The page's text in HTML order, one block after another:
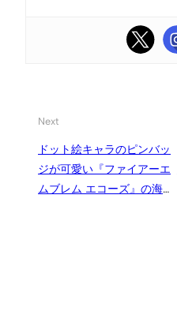
Next
ドット絵キャラのピンバッ
ジが可愛い『ファイアーエ
ムブレム エコーズ』の海外